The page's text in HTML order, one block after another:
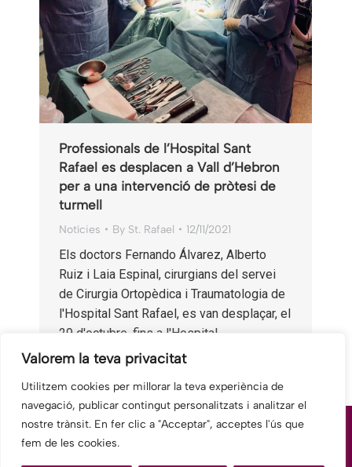
Valorem la teva privacitat
Utilitzem cookies per millorar la teva experiència de
navegació, publicar contingut personalitzats i analitzar el
nostre trànsit. En fer clic a "Acceptar", acceptes l'ús que
fem de les cookies.
Professionals de l’Hospital Sant
Rafael es desplacen a Vall d’Hebron
per a una intervenció de pròtesi de
turmell
Notícies By St. Rafael 12/11/2021
Els doctors Fernando Álvarez, Alberto
Ruiz i Laia Espinal, cirurgians del servei
de Cirurgia Ortopèdica i Traumatologia de
l'Hospital Sant Rafael, es van desplaçar, el
29 d'octubre, fins a l'Hospital…